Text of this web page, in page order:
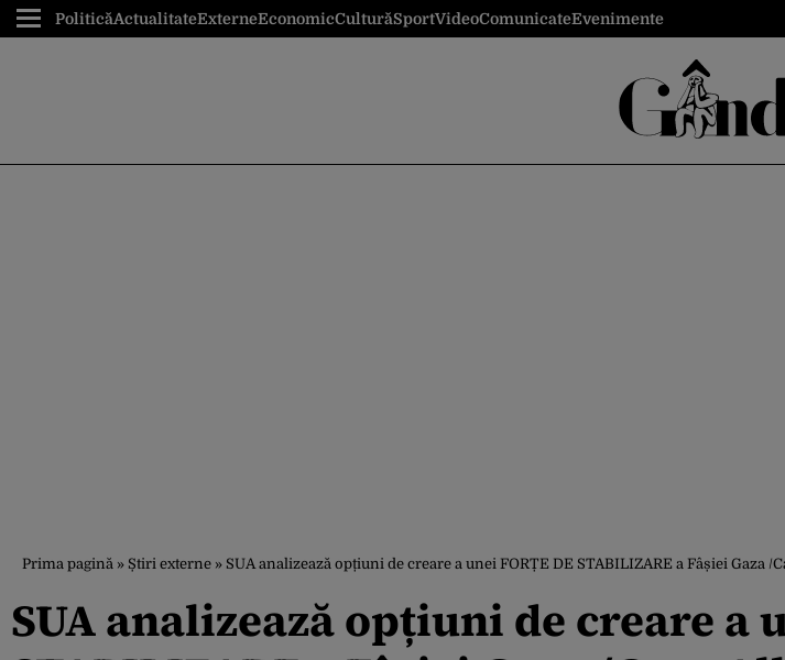
PoliticăActualitateExterneEconomicCulturăSportVideoComunicateEvenimente
Prima pagină » Știri externe » SUA analizează opțiuni de creare a unei FORȚE DE STABILIZARE a Fâșiei Gaza
SUA analizează opțiuni de creare a